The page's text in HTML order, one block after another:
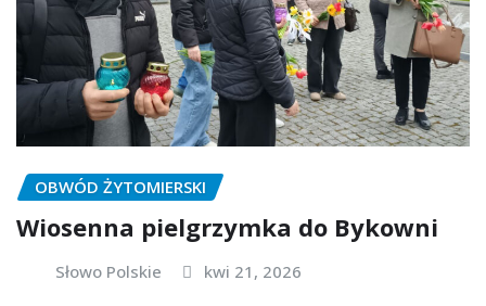
OBWÓD ŻYTOMIERSKI
Wiosenna pielgrzymka do Bykowni
Słowo Polskie kwi 21, 2026